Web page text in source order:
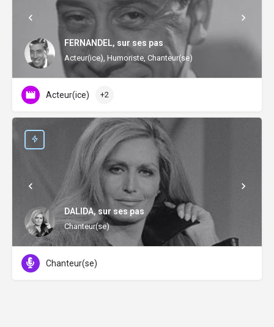
FERNANDEL, sur ses pas
Acteur(ice), Humoriste, Chanteur(se)
Acteur(ice) +2
DALIDA, sur ses pas
Chanteur(se)
Chanteur(se)